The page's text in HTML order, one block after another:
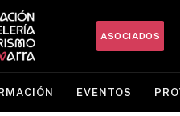
ASOCIADOS
EVENTOS